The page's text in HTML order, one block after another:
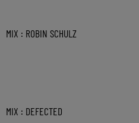
MIX : ROBIN SCHULZ
MIX : DEFECTED